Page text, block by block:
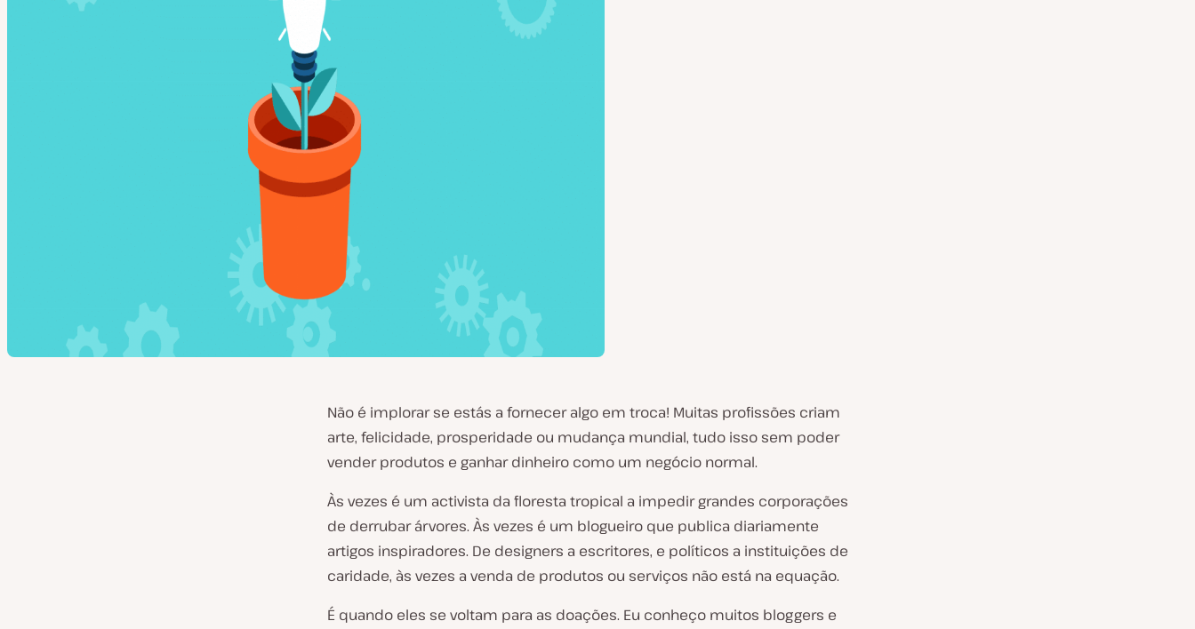
Não é implorar se estás a fornecer algo em troca! Muitas profissões criam
arte, felicidade, prosperidade ou mudança mundial, tudo isso sem poder
vender produtos e ganhar dinheiro como um negócio normal.
Às vezes é um activista da floresta tropical a impedir grandes corporações
de derrubar árvores. Às vezes é um blogueiro que publica diariamente
artigos inspiradores. De designers a escritores, e políticos a instituições de
caridade, às vezes a venda de produtos ou serviços não está na equação.
É quando eles se voltam para as doações. Eu conheço muitos bloggers e